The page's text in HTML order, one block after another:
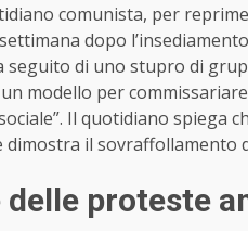
comunista, per
dopo
seguito di uno stupro di
modello per
Il quotidiano spiega
dimostra il sovraffollamento
delle proteste